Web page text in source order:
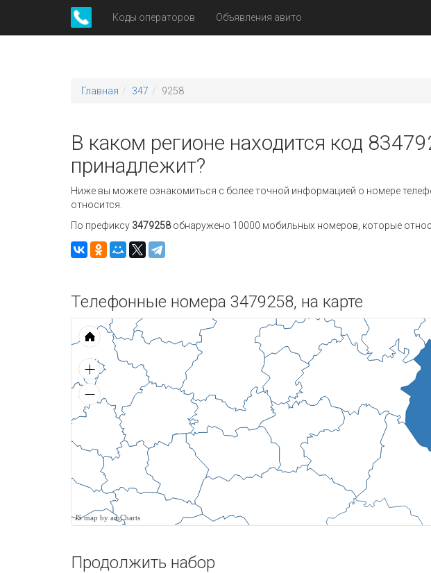
Коды операторов Объявления авито
Главная 347 9258
В каком регионе находится код
принадлежит?
Ниже вы можете ознакомиться с более точной информацией о номере
относится.
По префиксу 3479258обнаружено 10000 мобильных номеров, которые
Телефонные номера 3479258, на карте
JS map by amCharts
Продолжить набор